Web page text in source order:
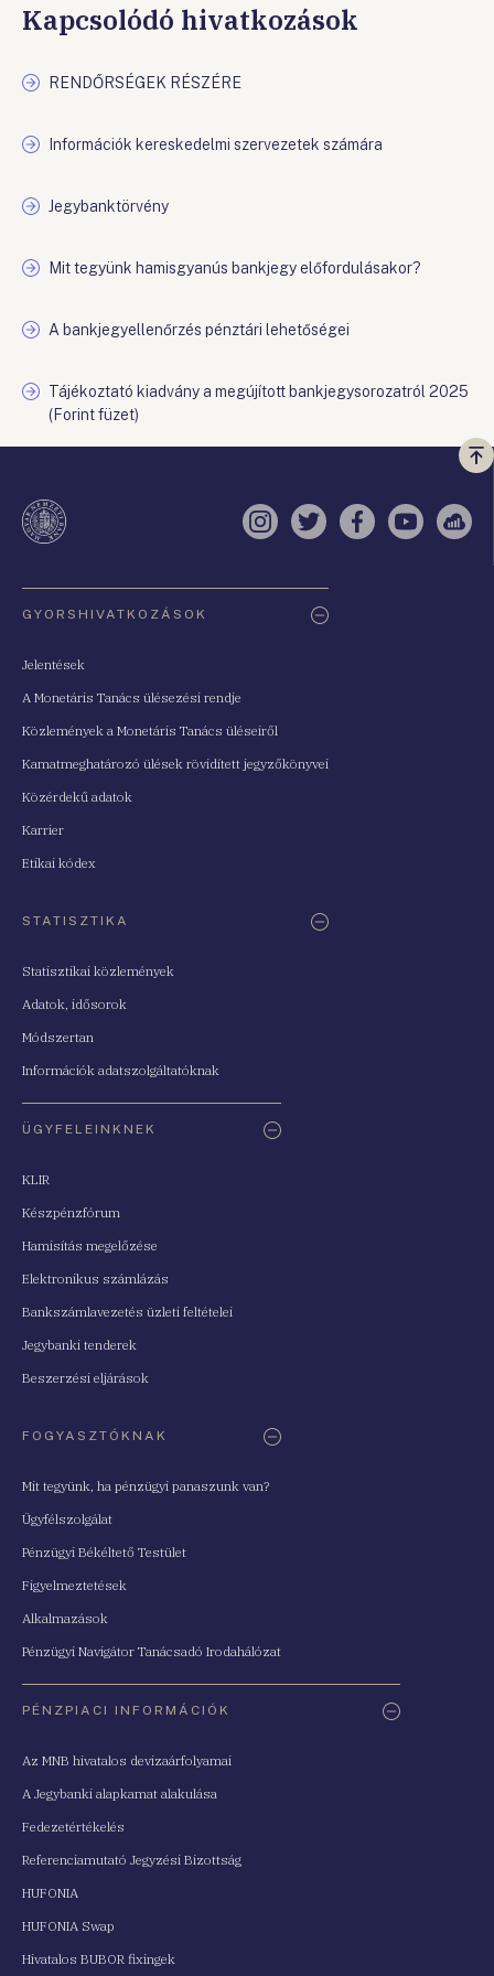
Kapcsolódó hivatkozások
RENDŐRSÉGEK RÉSZÉRE
Információk kereskedelmi szervezetek számára
Jegybanktörvény
Mit tegyünk hamisgyanús bankjegy előfordulásakor?
A bankjegyellenőrzés pénztári lehetőségei
Tájékoztató kiadvány a megújított bankjegysorozatról 2025
(Forint füzet)
a
Instagram
TwitterFacebook
YouTube
GYORSHIVATKOZÁSOK
Jelentések
A Monetáris Tanács ülésezési rendje
Közlemények a Monetáris Tanács üléseiről
Kamatmeghatározó ülések rövidített jegyzőkönyvei
Közérdekű adatok
Karrier
Etikai kódex
STATISZTIKA
Statisztikai közlemények
Adatok, idősorok
Módszertan
Információk adatszolgáltatóknak
ÜGYFELEINKNEK
KLIR
Készpénzfórum
Hamisítás megelőzése
Elektronikus számlázás
Bankszámlavezetés üzleti feltételei
Jegybanki tenderek
Beszerzési eljárások
FOGYASZTÓKNAK
Mit tegyünk, ha pénzügyi panaszunk van?
Ügyfélszolgálat
Pénzügyi Békéltető Testület
Figyelmeztetések
Alkalmazások
Pénzügyi Navigátor Tanácsadó Irodahálózat
PÉNZPIACI INFORMÁCIÓK
Az MNB hivatalos devizaárfolyamai
A Jegybanki alapkamat alakulása
Fedezetértékelés
Referenciamutató Jegyzési Bizottság
HUFONIA
HUFONIA Swap
Hivatalos BUBOR fixingek